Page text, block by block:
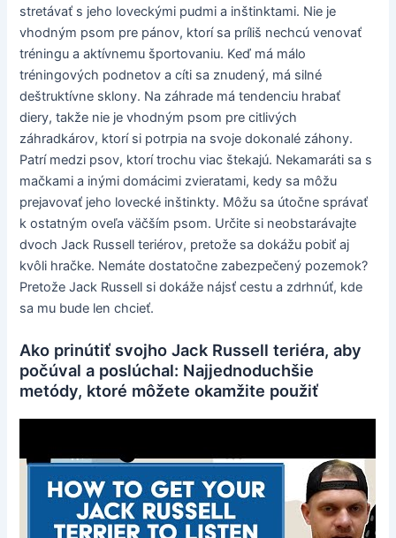
stretávať s jeho loveckými pudmi a inštinktami. Nie je
vhodným psom pre pánov, ktorí sa príliš nechcú venovať
tréningu a aktívnemu športovaniu. Keď má málo
tréningových podnetov a cíti sa znudený, má silné
deštruktívne sklony. Na záhrade má tendenciu hrabať
diery, takže nie je vhodným psom pre citlivých
záhradkárov, ktorí si potrpia na svoje dokonalé záhony.
Patrí medzi psov, ktorí trochu viac štekajú. Nekamaráti sa s
mačkami a inými domácimi zvieratami, kedy sa môžu
prejavovať jeho lovecké inštinkty. Môžu sa útočne správať
k ostatným oveľa väčším psom. Určite si neobstarávajte
dvoch Jack Russell teriérov, pretože sa dokážu pobiť aj
kvôli hračke. Nemáte dostatočne zabezpečený pozemok?
Pretože Jack Russell si dokáže nájsť cestu a zdrhnúť, kde
sa mu bude len chcieť.
Ako prinútiť svojho Jack Russell teriéra, aby
počúval a poslúchal: Najjednoduchšie
metódy, ktoré môžete okamžite použiť